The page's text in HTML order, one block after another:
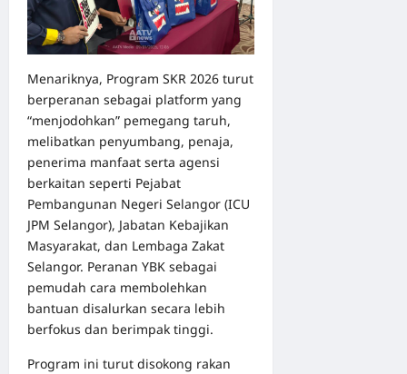
Menariknya, Program SKR 2026 turut
berperanan sebagai platform yang
“menjodohkan” pemegang taruh,
melibatkan penyumbang, penaja,
penerima manfaat serta agensi
berkaitan seperti Pejabat
Pembangunan Negeri Selangor (ICU
JPM Selangor), Jabatan Kebajikan
Masyarakat, dan Lembaga Zakat
Selangor. Peranan YBK sebagai
pemudah cara membolehkan
bantuan disalurkan secara lebih
berfokus dan berimpak tinggi.
Program ini turut disokong rakan